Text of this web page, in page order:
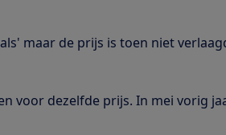
maar de prijs is toen niet
voor dezelfde prijs. In mei vorig